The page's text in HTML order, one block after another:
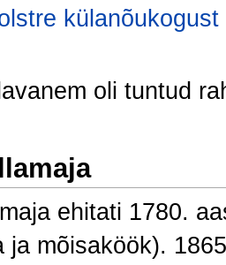
külanõukogust
oli tuntud
ehitati 1780.
ja mõisaköök).